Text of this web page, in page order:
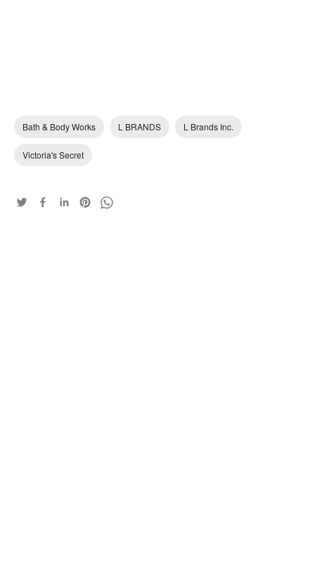
Bath & Body Works L BRANDS L Brands Inc.
Victoria's Secret